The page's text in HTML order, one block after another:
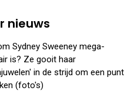
nieuws
Sydney Sweeney mega-
is? Ze gooit haar
in de strijd om een punt
(foto's)